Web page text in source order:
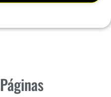
Páginas